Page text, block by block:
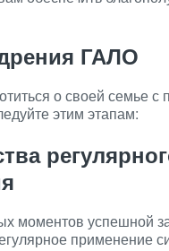
ГАЛО
о своей семье
этим этапам:
моментов успешной
применение